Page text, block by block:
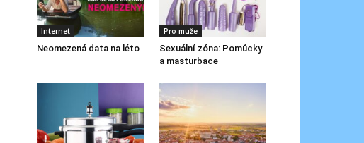
Internet
Neomezená data na léto
Pro muže
Sexuální zóna: Pomůcky
a masturbace